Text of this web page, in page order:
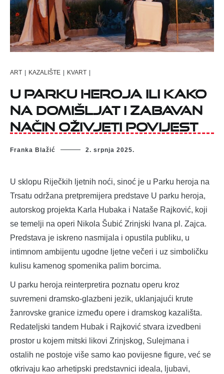
ART | KAZALIŠTE | KVART |
U parku heroja ili kako
na domišljat i zabavan
način oživjeti povijest
Franka Blažić 2. srpnja 2025.
U sklopu Riječkih ljetnih noći, sinoć je u Parku heroja na
Trsatu održana pretpremijera predstave U parku heroja,
autorskog projekta Karla Hubaka i Nataše Rajković, koji
se temelji na operi Nikola Šubić Zrinjski Ivana pl. Zajca.
Predstava je iskreno nasmijala i opustila publiku, u
intimnom ambijentu ugodne ljetne večeri i uz simboličku
kulisu kamenog spomenika palim borcima.
U parku heroja reinterpretira poznatu operu kroz
suvremeni dramsko-glazbeni jezik, uklanjajući krute
žanrovske granice između opere i dramskog kazališta.
Redateljski tandem Hubak i Rajković stvara izvedbeni
prostor u kojem mitski likovi Zrinjskog, Sulejmana i
ostalih ne postoje više samo kao povijesne figure, već se
otkrivaju kao arhetipski predstavnici ideala, ljubavi,